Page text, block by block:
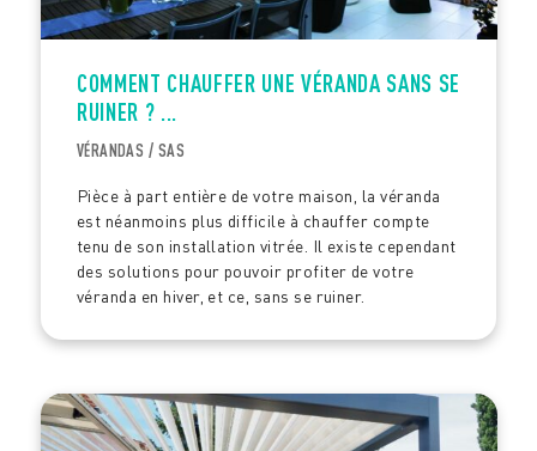
COMMENT CHAUFFER UNE VÉRANDA SANS SE
RUINER ? ...
VÉRANDAS / SAS
Pièce à part entière de votre maison, la véranda
est néanmoins plus difficile à chauffer compte
tenu de son installation vitrée. Il existe cependant
des solutions pour pouvoir profiter de votre
véranda en hiver, et ce, sans se ruiner.